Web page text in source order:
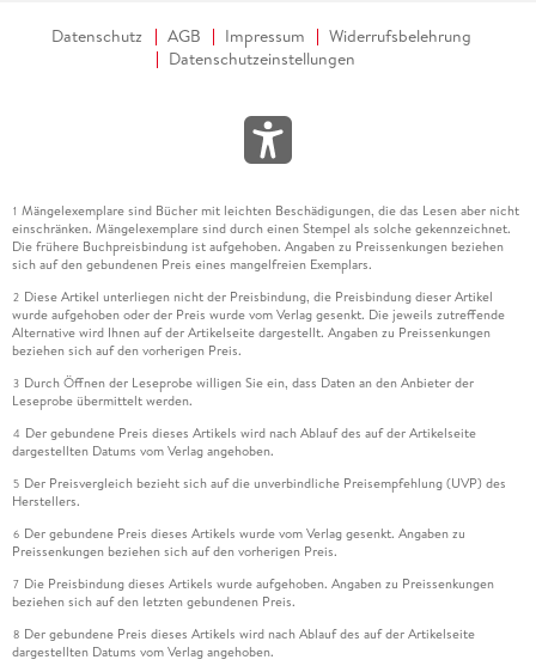
Datenschutz AGB Impressum
Widerrufsbelehrung
Datenschutzeinstellungen
1 Mängelexemplare sind Bücher mit leichten Beschädigungen, die das Lesen aber nicht
einschränken. Mängelexemplare sind durch einen Stempel als solche gekennzeichnet.
Die frühere Buchpreisbindung ist aufgehoben. Angaben zu Preissenkungen beziehen
sich auf den gebundenen Preis eines mangelfreien Exemplars.
2 Diese Artikel unterliegen nicht der Preisbindung, die Preisbindung dieser Artikel
wurde aufgehoben oder der Preis wurde vom Verlag gesenkt. Die jeweils zutreffende
Alternative wird Ihnen auf der Artikelseite dargestellt. Angaben zu Preissenkungen
beziehen sich auf den vorherigen Preis.
3 Durch Öffnen der Leseprobe willigen Sie ein, dass Daten an den Anbieter der
Leseprobe übermittelt werden.
4 Der gebundene Preis dieses Artikels wird nach Ablauf des auf der Artikelseite
dargestellten Datums vom Verlag angehoben.
5 Der Preisvergleich bezieht sich auf die unverbindliche Preisempfehlung (UVP) des
Herstellers.
6 Der gebundene Preis dieses Artikels wurde vom Verlag gesenkt. Angaben zu
Preissenkungen beziehen sich auf den vorherigen Preis.
7 Die Preisbindung dieses Artikels wurde aufgehoben. Angaben zu Preissenkungen
beziehen sich auf den letzten gebundenen Preis.
8 Der gebundene Preis dieses Artikels wird nach Ablauf des auf der Artikelseite
dargestellten Datums vom Verlag angehoben.